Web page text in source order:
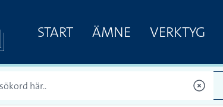
START ÄMNE VERKTYG